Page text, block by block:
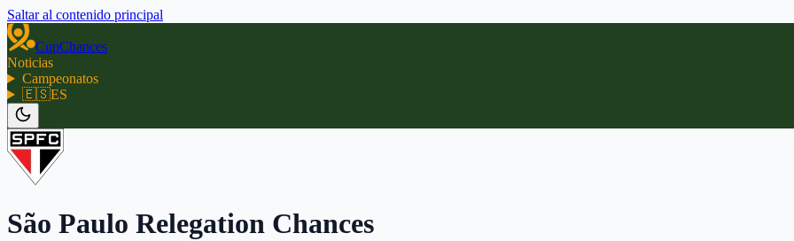
Saltar al contenido principal
CupChances
Noticias
Campeonatos
🇪🇸ES
São Paulo Relegation Chances